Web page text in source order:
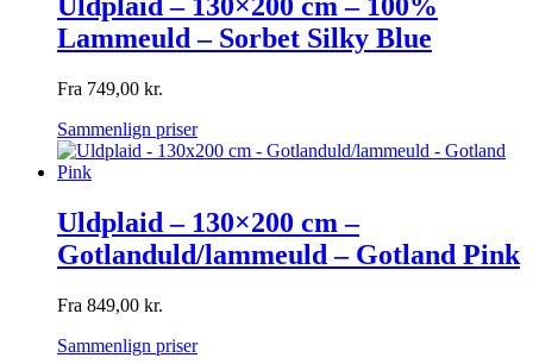
Lammeuld – Sorbet Silky Blue
Fra 749,00 kr.
Sammenlign priser
Uldplaid – 130×200 cm –
Gotlanduld/lammeuld – Gotland Pink
Fra 849,00 kr.
Sammenlign priser